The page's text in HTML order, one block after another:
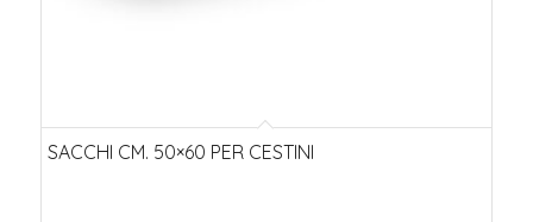
SACCHI CM. 50×60 PER CESTINI